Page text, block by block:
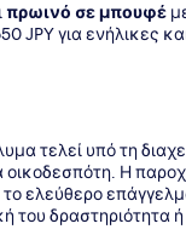
πρωινό σε μπουφέ
JPY για ενήλικες
τελεί υπό τη
οικοδεσπότη. Η
το ελεύθερο
του δραστηριότητα